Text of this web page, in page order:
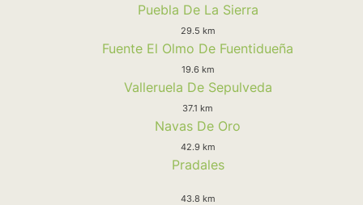
Puebla De La Sierra
29.5 km
Fuente El Olmo De Fuentidueña
19.6 km
Valleruela De Sepulveda
37.1 km
Navas De Oro
42.9 km
Pradales
43.8 km